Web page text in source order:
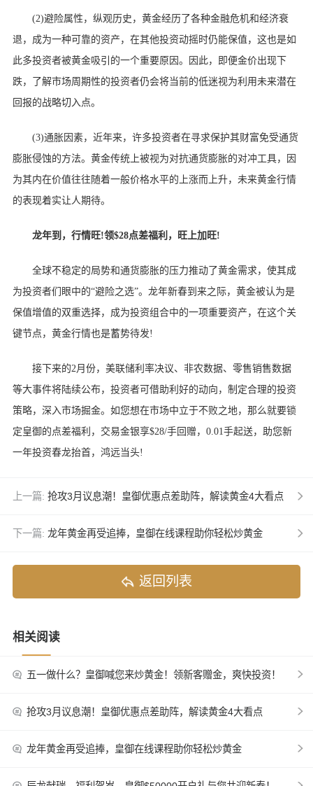
(2)避险属性，纵观历史，黄金经历了各种金融危机和经济衰
退，成为一种可靠的资产，在其他投资动摇时仍能保值，这也是如
此多投资者被黄金吸引的一个重要原因。因此，即便金价出现下
跌，了解市场周期性的投资者仍会将当前的低迷视为利用未来潜在
回报的战略切入点。
(3)通胀因素，近年来，许多投资者在寻求保护其财富免受通货
膨胀侵蚀的方法。黄金传统上被视为对抗通货膨胀的对冲工具，因
为其内在价值往往随着一般价格水平的上涨而上升，未来黄金行情
的表现着实让人期待。
龙年到，行情旺!领$28点差福利，旺上加旺!
全球不稳定的局势和通货膨胀的压力推动了黄金需求，使其成
为投资者们眼中的“避险之选”。龙年新春到来之际，黄金被认为是
保值增值的双重选择，成为投资组合中的一项重要资产，在这个关
键节点，黄金行情也是蓄势待发!
接下来的2月份，美联储利率决议、非农数据、零售销售数据
等大事件将陆续公布，投资者可借助利好的动向，制定合理的投资
策略，深入市场掘金。如您想在市场中立于不败之地，那么就要锁
定皇御的点差福利，交易金银享$28/手回赠，0.01手起送，助您新
一年投资春龙抬首，鸿远当头!
上一篇: 抢攻3月议息潮！皇御优惠点差助阵，解读黄金4大看点
下一篇: 龙年黄金再受追捧，皇御在线课程助你轻松炒黄金
返回列表
相关阅读
五一做什么？皇御喊您来炒黄金！领新客赠金，爽快投资！
抢攻3月议息潮！皇御优惠点差助阵，解读黄金4大看点
龙年黄金再受追捧，皇御在线课程助你轻松炒黄金